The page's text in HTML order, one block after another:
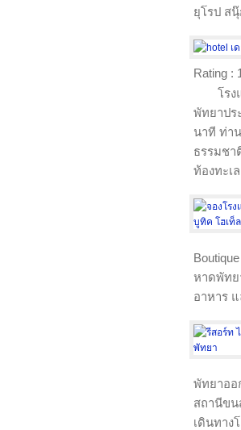
ยุโรป สนุ๊
Rating :
โรง
พัทยาปร
นาที ท่า
ธรรมชา
ท้องทะเ
หาดพัทย
อาหาร
พัทยาออ
สถานีขน
เดินทาง